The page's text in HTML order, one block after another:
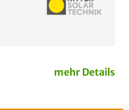
mehr Details